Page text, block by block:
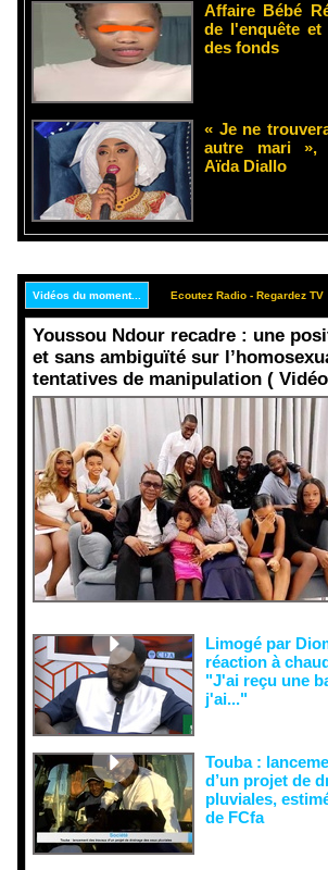
Affaire Bébé
de l'enquête
des fonds
« Je ne
autre mari »,
Aïda Diallo
Vidéos du moment... Ecoutez Radio - Regardez TV
Youssou Ndour recadre : une
et sans ambiguïté sur
tentatives de manipulation (
Limogé par
réaction à
"J'ai reçu une
j'ai..."
Touba :
d’un projet de
pluviales,
de FCfa ‎